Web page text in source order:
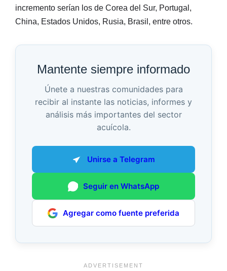
incremento serían los de Corea del Sur, Portugal,
China, Estados Unidos, Rusia, Brasil, entre otros.
Mantente siempre informado
Únete a nuestras comunidades para
recibir al instante las noticias, informes y
análisis más importantes del sector
acuícola.
Unirse a Telegram
Seguir en WhatsApp
Agregar como fuente preferida